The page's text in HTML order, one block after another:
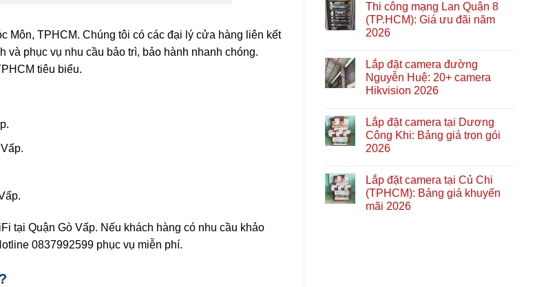
Môn, TPHCM. Chúng tôi có các đại lý cửa hàng liên kết
và phục vụ nhu cầu bảo trì, bảo hành nhanh chóng.
tiêu biểu.
tại Quận Gò Vấp. Nếu khách hàng có nhu cầu khảo
0837992599 phục vụ miễn phí.
Thi công mạng Lan Quận 8
(TP.HCM): Giá ưu đãi năm
2026
Lắp đặt camera đường
Nguyễn Huệ: 20+ camera
Hikvision 2026
Lắp đặt camera tại Dương
Công Khi: Bảng giá trọn gói
2026
Lắp đặt camera tại Củ Chi
(TPHCM): Bảng giá khuyến
mãi 2026